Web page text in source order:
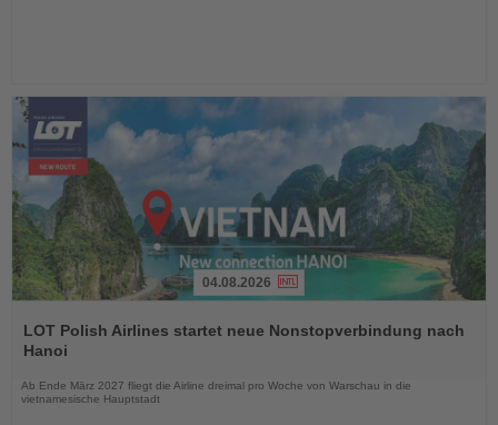
Sie
die
04.08.2026
LOT Polish Airlines startet neue Nonstopverbindung nach
Hanoi
Ab Ende März 2027 fliegt die Airline dreimal pro Woche von Warschau in die
vietnamesische Hauptstadt